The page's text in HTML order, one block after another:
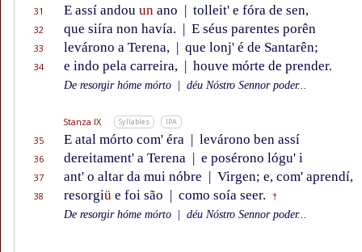
31 E assí andou un ano | tolleit' e fóra de sen,
32 que siíra non havía. | E séus parentes porên
33 levárono a Terena, | que lonj' é de Santarên;
34 e indo pela carreira, | houve mórte de prender.
De resorgir hóme mórto déu Nóstro Sennor poder...
Stanza IX Syllables IPA
35 E atal mórto com' éra | levárono ben assí
36 dereitament' a Terena | e posérono lógu' i
37 ant' o altar da mui nóbre | Virgen; e, com' aprendí,
38 resorgiü e foi são | como soía seer. †
De resorgir hóme mórto déu Nóstro Sennor poder...